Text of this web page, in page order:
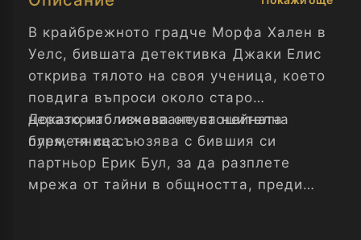
В крайбрежното градче Морфа Хален в
Уелс, бившата детективка Джаки Елис
открива тялото на своя ученица, което
повдига въпроси около старо
неразкрито изчезване на нейната
племенница.
Докато наближава опустошителна
буря, тя се съюзява с бившия си
партньор Ерик Бул, за да разплете
мрежа от тайни в общността, преди